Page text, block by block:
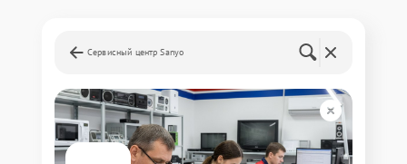
Сервисный центр Sanyo